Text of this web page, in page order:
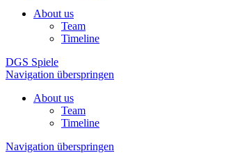
About us
Team
Timeline
DGS Spiele
Navigation überspringen
About us
Team
Timeline
Navigation überspringen